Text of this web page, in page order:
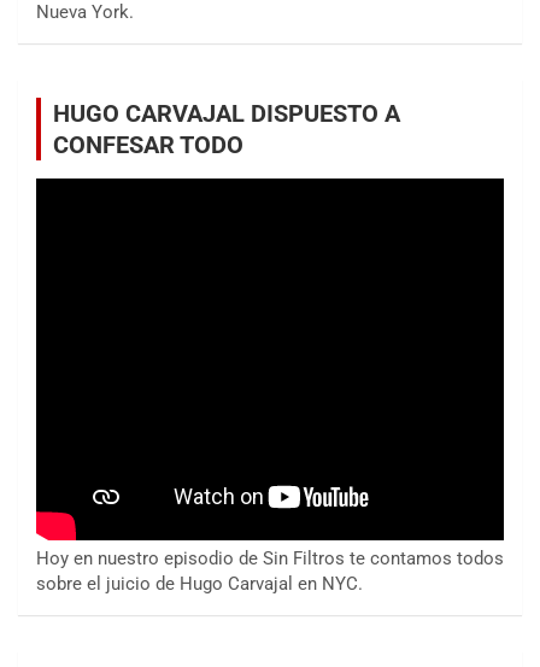
Nueva York.
HUGO CARVAJAL DISPUESTO A
CONFESAR TODO
Hoy en nuestro episodio de Sin Filtros te contamos todos
sobre el juicio de Hugo Carvajal en NYC.